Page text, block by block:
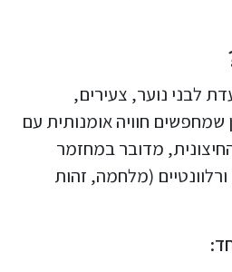
לבני נוער, צעירים,
שמחפשים חוויה אומנותית עם
מדובר במחזמר
(מלחמה, זהות